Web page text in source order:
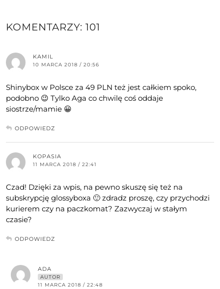
KOMENTARZY: 101
KAMIL
10 MARCA 2018 / 20:56
Shinybox w Polsce za 49 PLN też jest całkiem spoko,
podobno 😉 Tylko Aga co chwilę coś oddaje
siostrze/mamie 😀
ODPOWIEDZ
KOPASIA
11 MARCA 2018 / 22:41
Czad! Dzięki za wpis, na pewno skuszę się też na
subskrypcję glossyboxa 🙂 zdradz proszę, czy przychodzi
kurierem czy na paczkomat? Zazwyczaj w stałym
czasie?
ODPOWIEDZ
ADA
AUTOR
11 MARCA 2018 / 22:48